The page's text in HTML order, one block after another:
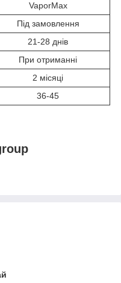
VaporMax
Під замовлення
21-28 днів
При отриманні
2 місяці
36-45